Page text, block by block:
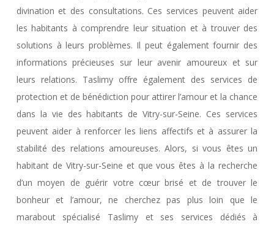
divination et des consultations. Ces services peuvent aider
les habitants à comprendre leur situation et à trouver des
solutions à leurs problèmes. Il peut également fournir des
informations précieuses sur leur avenir amoureux et sur
leurs relations. Taslimy offre également des services de
protection et de bénédiction pour attirer l’amour et la chance
dans la vie des habitants de Vitry-sur-Seine. Ces services
peuvent aider à renforcer les liens affectifs et à assurer la
stabilité des relations amoureuses. Alors, si vous êtes un
habitant de Vitry-sur-Seine et que vous êtes à la recherche
d’un moyen de guérir votre cœur brisé et de trouver le
bonheur et l’amour, ne cherchez pas plus loin que le
marabout spécialisé Taslimy et ses services dédiés à